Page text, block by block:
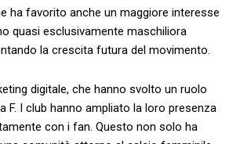
⁣ha favorito anche un maggiore interesse
quasi esclusivamente maschiliora
la crescita ⁣futura ​del movimento.
digitale, che hanno svolto⁤ un ruolo
F. I club hanno ampliato la loro presenza
con i fan. Questo non solo ha